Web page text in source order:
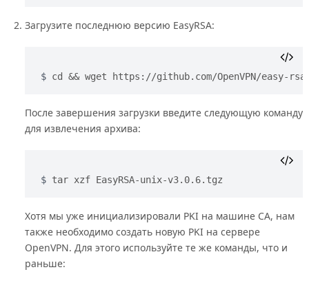
Загрузите последнюю версию EasyRSA:
cd && wget https://github.com/OpenVPN/easy-
После завершения загрузки введите следующую команду
для извлечения архива:
tar xzf EasyRSA-unix-v3.0.6.tgz
Хотя мы уже инициализировали PKI на машине CA, нам
также необходимо создать новую PKI на сервере
OpenVPN. Для этого используйте те же команды, что и
раньше: